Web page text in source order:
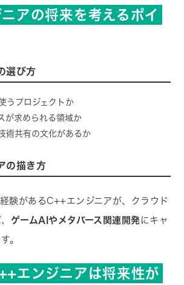
アの将来を考えるポイ
選び方
うプロジェクトか
が求められる領域か
術共有の文化があるか
の描き方
験があるC++エンジニアが、クラウド
ゲームAIやメタバース関連開発 にキャ
。
エンジニアは将来性が